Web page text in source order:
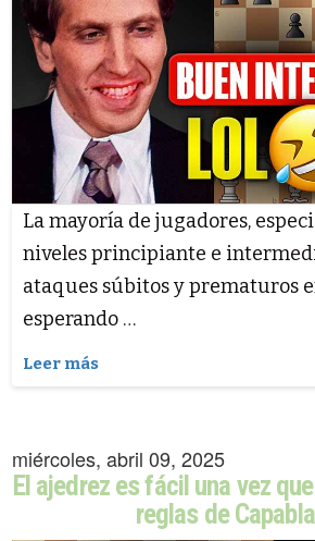
La mayoría de jugadores,
niveles principiante e
ataques súbitos y prematuros
esperando …
Leer más
miércoles, abril 09, 2025
El ajedrez es fácil una vez
reglas de